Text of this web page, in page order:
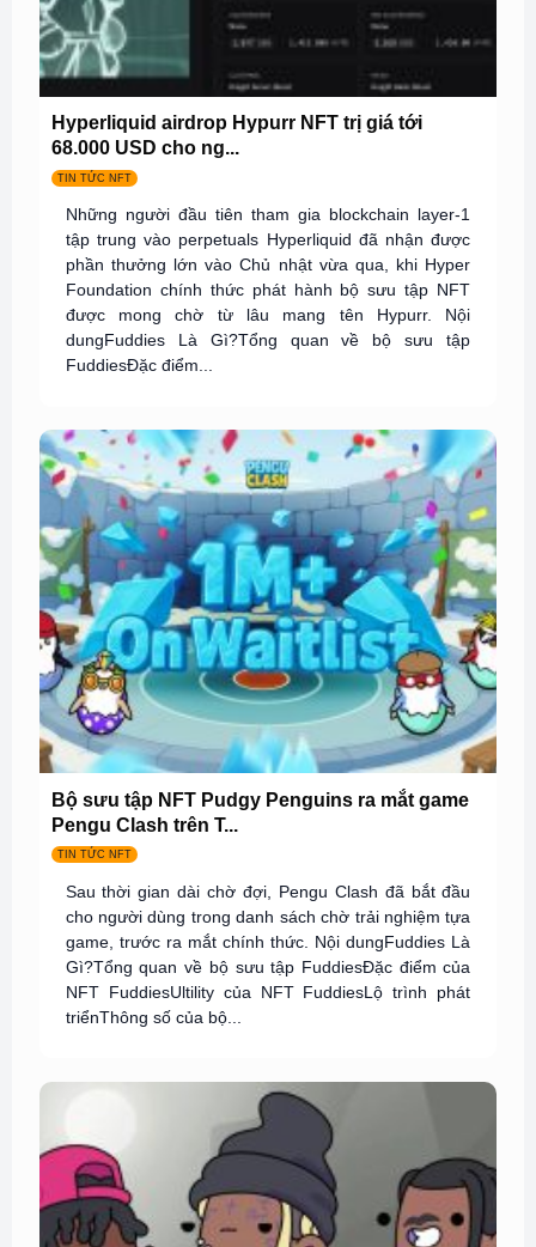
Hyperliquid airdrop Hypurr NFT trị giá tới
68.000 USD cho ng...
TIN TỨC NFT
Những người đầu tiên tham gia blockchain layer-1
tập trung vào perpetuals Hyperliquid đã nhận được
phần thưởng lớn vào Chủ nhật vừa qua, khi Hyper
Foundation chính thức phát hành bộ sưu tập NFT
được mong chờ từ lâu mang tên Hypurr. Nội
dungFuddies Là Gì?Tổng quan về bộ sưu tập
FuddiesĐặc điểm...
Bộ sưu tập NFT Pudgy Penguins ra mắt game
Pengu Clash trên T...
TIN TỨC NFT
Sau thời gian dài chờ đợi, Pengu Clash đã bắt đầu
cho người dùng trong danh sách chờ trải nghiệm tựa
game, trước ra mắt chính thức. Nội dungFuddies Là
Gì?Tổng quan về bộ sưu tập FuddiesĐặc điểm của
NFT FuddiesUltility của NFT FuddiesLộ trình phát
triểnThông số của bộ...